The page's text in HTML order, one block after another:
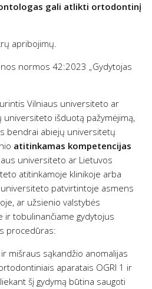
gali atlikti ortodontinį
apribojimų.
normos 42:2023 „Gydytojas
Vilniaus universiteto ar
universiteto išduotą pažymėjimą,
bendrai abiejų universitetų
atitinkamas kompetencijas
universiteto ar Lietuvos
atitinkamoje klinikoje arba
patvirtintoje asmens
ar užsienio valstybės
ir tobulinančiame gydytojus
procedūras:
mišraus sąkandžio anomalijas
aparatais OGRI 1 ir
šį gydymą būtina saugoti